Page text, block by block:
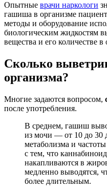
Опытные врачи наркологи
гашиша в организме
методы и оборудование
биологическим жидкостям
вещества и его количестве в
Сколько
организма?
Многие задаются вопросом,
после употребления.
В среднем, гашиш
из мочи — от 10 до 30
метаболизма и
с тем, что
накапливаются в
медленно выводятся,
более длительным.